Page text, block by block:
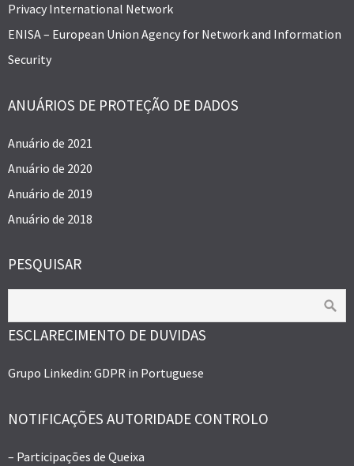
Privacy International Network
ENISA – European Union Agency for Network and Information
Security
ANUÁRIOS DE PROTEÇÃO DE DADOS
Anuário de 2021
Anuário de 2020
Anuário de 2019
Anuário de 2018
PESQUISAR
ESCLARECIMENTO DE DUVIDAS
Grupo Linkedin: GDPR in Portuguese
NOTIFICAÇÕES AUTORIDADE CONTROLO
– Participações de Queixa